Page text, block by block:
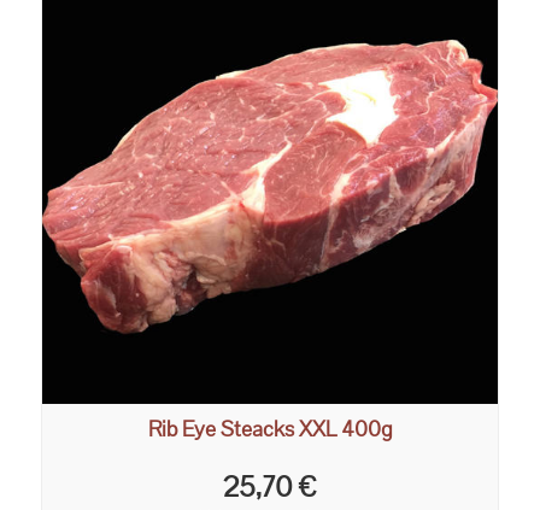
Rib Eye Steacks XXL 400g
25,70 €